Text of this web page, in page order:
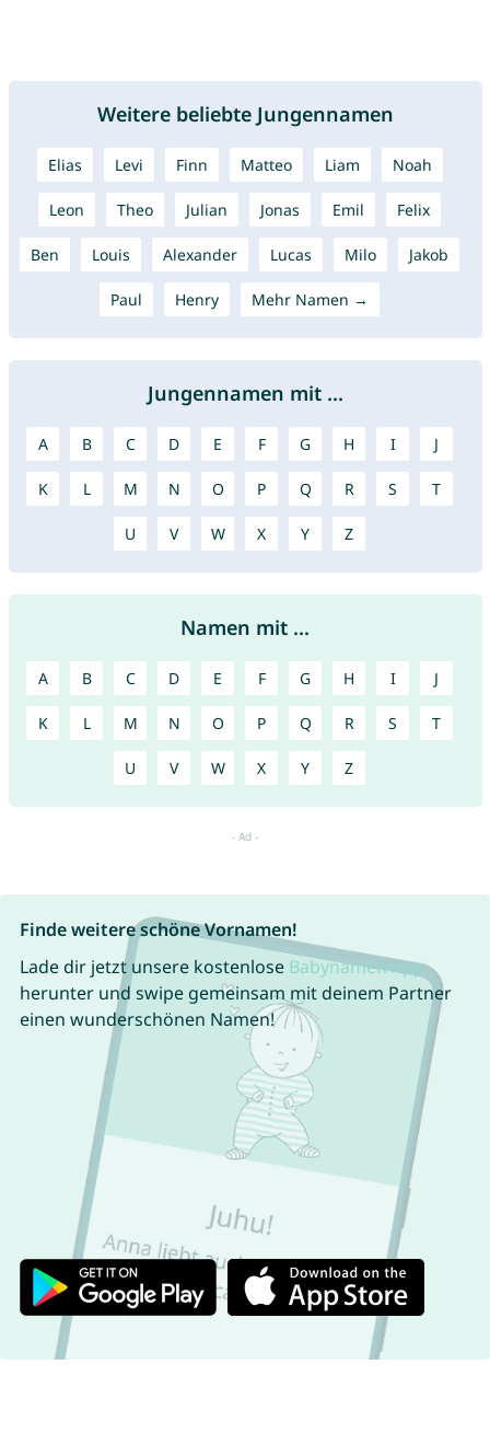
Weitere beliebte Jungennamen
Elias Levi Finn Matteo Liam Noah
Leon Theo Julian Jonas Emil Felix
Ben Louis Alexander Lucas Milo Jakob
Paul Henry Mehr Namen →
Jungennamen mit ...
A B C D E F G H I J
K L M N O P Q R S T
U V W X Y Z
Namen mit ...
A B C D E F G H I J
K L M N O P Q R S T
U V W X Y Z
Finde weitere schöne Vornamen!
Lade dir jetzt unsere kostenlose Babynamen App
herunter und swipe gemeinsam mit deinem Partner
einen wunderschönen Namen!